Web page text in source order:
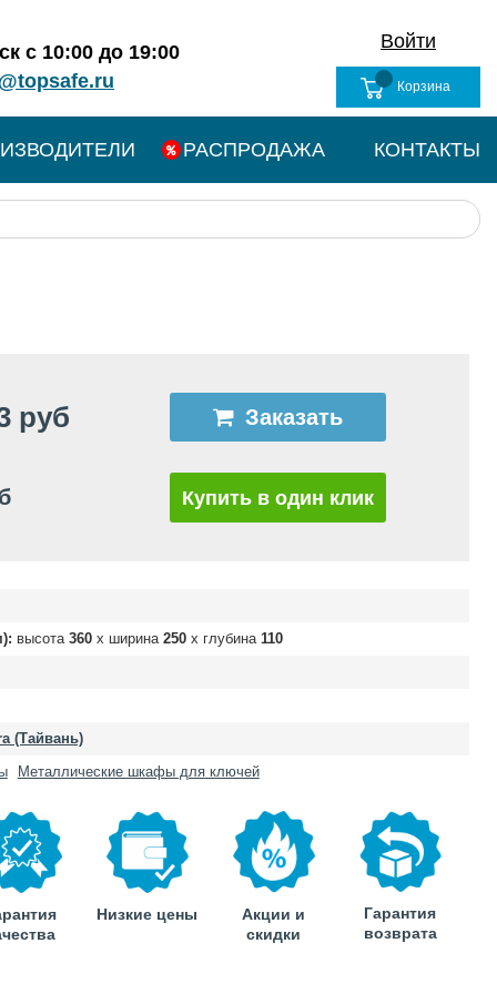
Войти
Корзина
с 10:00 до 19:00
РАСПРОДАЖА КОНТАКТЫ
руб Заказать
Купить в один клик
высота 360х ширина 250х глубина 110
(Тайвань)
Металлические шкафы для ключей
Низкие цены
Акции и
скидки
Гарантия
возврата